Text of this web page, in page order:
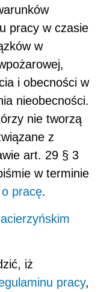
pracy w czasie
w
i obecności w
nieobecności.
nie tworzą
z
art. 29 § 3
w terminie
pracę.
iż
pracy,